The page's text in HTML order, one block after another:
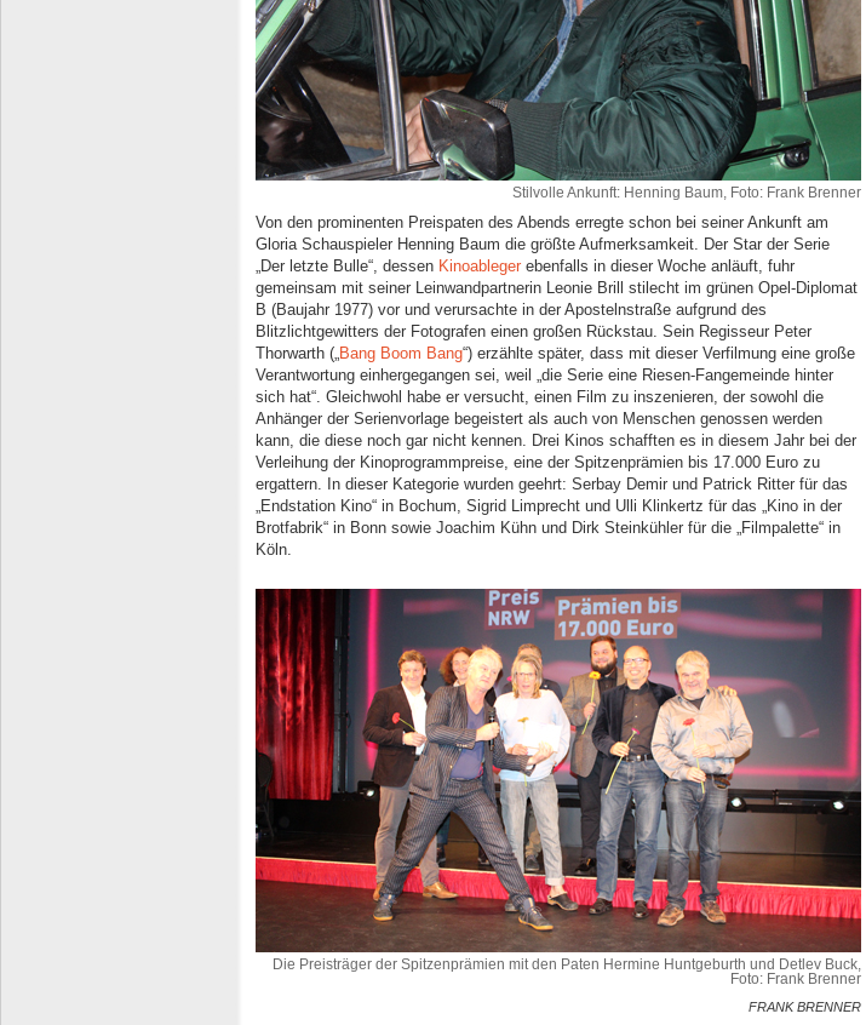
Stilvolle Ankunft: Henning Baum, Foto: Frank Brenner
Von den prominenten Preispaten des Abends erregte schon bei seiner Ankunft am
Gloria Schauspieler Henning Baum die größte Aufmerksamkeit. Der Star der Serie
„Der letzte Bulle“, dessen Kinoableger ebenfalls in dieser Woche anläuft, fuhr
gemeinsam mit seiner Leinwandpartnerin Leonie Brill stilecht im grünen Opel-Diplomat
B (Baujahr 1977) vor und verursachte in der Apostelnstraße aufgrund des
Blitzlichtgewitters der Fotografen einen großen Rückstau. Sein Regisseur Peter
Thorwarth („ Bang Boom Bang“) erzählte später, dass mit dieser Verfilmung eine große
Verantwortung einhergegangen sei, weil „die Serie eine Riesen-Fangemeinde hinter
sich hat“. Gleichwohl habe er versucht, einen Film zu inszenieren, der sowohl die
Anhänger der Serienvorlage begeistert als auch von Menschen genossen werden
kann, die diese noch gar nicht kennen. Drei Kinos schafften es in diesem Jahr bei der
Verleihung der Kinoprogrammpreise, eine der Spitzenprämien bis 17.000 Euro zu
ergattern. In dieser Kategorie wurden geehrt: Serbay Demir und Patrick Ritter für das
„Endstation Kino“ in Bochum, Sigrid Limprecht und Ulli Klinkertz für das „Kino in der
Brotfabrik“ in Bonn sowie Joachim Kühn und Dirk Steinkühler für die „Filmpalette“ in
Köln.
Die Preisträger der Spitzenprämien mit den Paten Hermine Huntgeburth und Detlev Buck,
Foto: Frank Brenner
FRANK BRENNER